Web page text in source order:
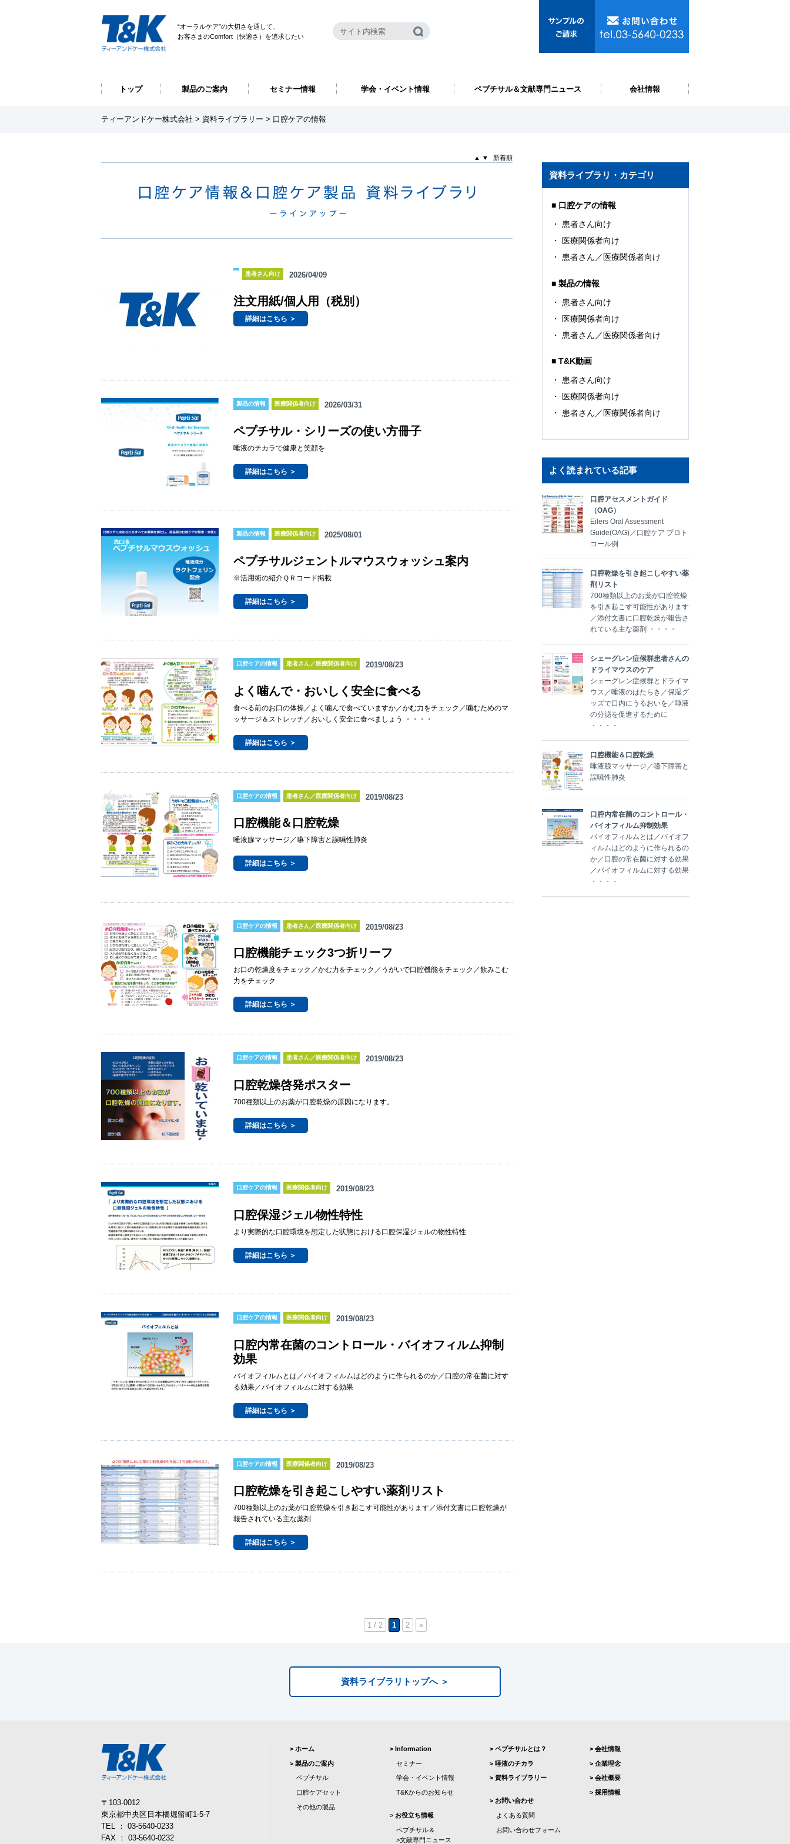
“オーラルケア”の大切さを通して、
お客さまのComfort（快適さ）を追求したい
トップ 製品のご案内 セミナー情報 学会・イベント情報 ペプチサル＆文献専門ニュース 会社情報
ティーアンドケー株式会社 > 資料ライブラリー > 口腔ケアの情報
▲ ▼ 新着順
患者さん向け 2026/04/09
注文用紙/個人用（税別）
詳細はこちら ＞
製品の情報 医療関係者向け 2026/03/31
ペプチサル・シリーズの使い方冊子
唾液のチカラで健康と笑顔を
詳細はこちら ＞
製品の情報 医療関係者向け 2025/08/01
ペプチサルジェントルマウスウォッシュ案内
※活用術の紹介ＱＲコード掲載
詳細はこちら ＞
口腔ケアの情報 患者さん／医療関係者向け 2019/08/23
よく噛んで・おいしく安全に食べる
食べる前のお口の体操／よく噛んで食べていますか／かむ力をチェック／噛むためのマ
ッサージ＆ストレッチ／おいしく安全に食べましょう ・・・・
詳細はこちら ＞
口腔ケアの情報 患者さん／医療関係者向け 2019/08/23
口腔機能＆口腔乾燥
唾液腺マッサージ／嚥下障害と誤嚥性肺炎
詳細はこちら ＞
口腔ケアの情報 患者さん／医療関係者向け 2019/08/23
口腔機能チェック3つ折リーフ
お口の乾燥度をチェック／かむ力をチェック／うがいで口腔機能をチェック／飲みこむ
力をチェック
詳細はこちら ＞
口腔ケアの情報 患者さん／医療関係者向け 2019/08/23
口腔乾燥啓発ポスター
700種類以上のお薬が口腔乾燥の原因になります。
詳細はこちら ＞
口腔ケアの情報 医療関係者向け 2019/08/23
口腔保湿ジェル物性特性
より実際的な口腔環境を想定した状態における口腔保湿ジェルの物性特性
詳細はこちら ＞
口腔ケアの情報 医療関係者向け 2019/08/23
口腔内常在菌のコントロール・バイオフィルム抑制
効果
バイオフィルムとは／バイオフィルムはどのように作られるのか／口腔の常在菌に対す
る効果／バイオフィルムに対する効果
詳細はこちら ＞
口腔ケアの情報 医療関係者向け 2019/08/23
口腔乾燥を引き起こしやすい薬剤リスト
700種類以上のお薬が口腔乾燥を引き起こす可能性があります／添付文書に口腔乾燥が
報告されている主な薬剤
詳細はこちら ＞
資料ライブラリ・カテゴリ
口腔ケアの情報
患者さん向け
医療関係者向け
患者さん／医療関係者向け
製品の情報
患者さん向け
医療関係者向け
患者さん／医療関係者向け
T&K動画
患者さん向け
医療関係者向け
患者さん／医療関係者向け
よく読まれている記事
口腔アセスメントガイド
（OAG）
Eilers Oral Assessment
Guide(OAG)／口腔ケア プロト
コール例
口腔乾燥を引き起こしやすい薬
剤リスト
700種類以上のお薬が口腔乾燥
を引き起こす可能性があります
／添付文書に口腔乾燥が報告さ
れている主な薬剤 ・・・・
シェーグレン症候群患者さんの
ドライマウスのケア
シェーグレン症候群とドライマ
ウス／唾液のはたらき／保湿グ
ッズで口内にうるおいを／唾液
の分泌を促進するために
・・・・
口腔機能＆口腔乾燥
唾液腺マッサージ／嚥下障害と
誤嚥性肺炎
口腔内常在菌のコントロール・
バイオフィルム抑制効果
バイオフィルムとは／バイオフ
ィルムはどのように作られるの
か／口腔の常在菌に対する効果
／バイオフィルムに対する効果
・・・・
1 / 2 1 2 »
資料ライブラリトップへ ＞
〒103-0012
東京都中央区日本橋堀留町1-5-7
TEL ： 03-5640-0233
FAX ： 03-5640-0232
ホーム
製品のご案内
ペプチサル
口腔ケアセット
その他の製品
Information
セミナー
学会・イベント情報
T&Kからのお知らせ
お役立ち情報
ペプチサル＆
>文献専門ニュース
ペプチサルとは？
唾液のチカラ
資料ライブラリー
お問い合わせ
よくある質問
お問い合わせフォーム
会社情報
企業理念
会社概要
採用情報